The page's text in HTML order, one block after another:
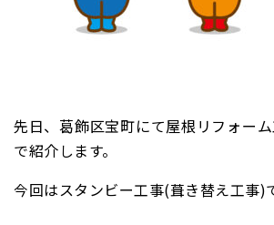
先日、葛飾区宝町にて屋根リフォー
で紹介します。
今回はスタンビー工事(葺き替え工事)